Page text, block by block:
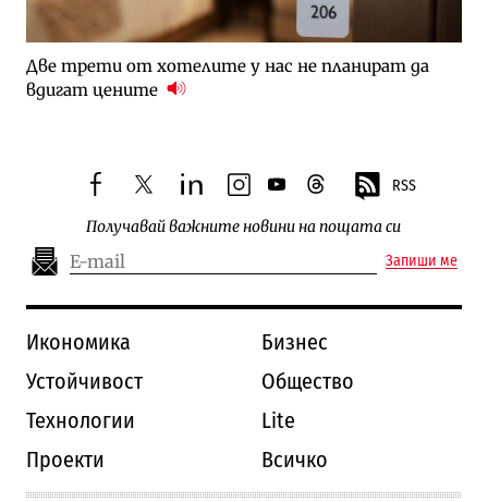
Две трети от хотелите у нас не планират да
вдигат цените
facebooktwitterlinkedininstagram
youtubethreads RSS
Получавай важните новини на пощата си
Запиши ме
Икономика
Бизнес
Устойчивост
Общество
Технологии
Lite
Проекти
Всичко